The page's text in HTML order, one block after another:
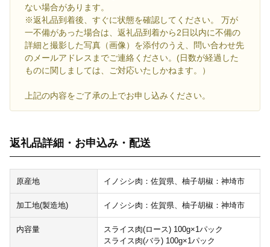
ない場合があります。
※返礼品到着後、すぐに状態を確認してください。 万が
一不備があった場合は、返礼品到着から2日以内に不備の
詳細と撮影した写真（画像）を添付のうえ、問い合わせ先
のメールアドレスまでご連絡ください。(日数が経過した
ものに関しましては、ご対応いたしかねます。）
上記の内容をご了承の上でお申し込みください。
返礼品詳細・お申込み・配送
原産地 イノシシ肉：佐賀県、柚子胡椒：神埼市
加工地(製造地) イノシシ肉：佐賀県、柚子胡椒：神埼市
内容量
スライス肉(ロース) 100g×1パック
スライス肉(バラ) 100g×1パック